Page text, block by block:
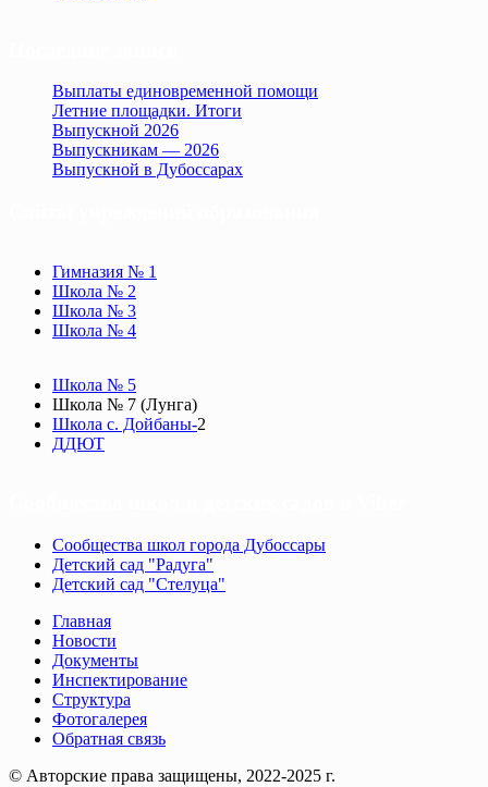
Выплаты единовременной помощи
Летние площадки. Итоги
Выпускной 2026
Выпускникам — 2026
Выпускной в Дубоссарах
Гимназия № 1
Школа № 2
Школа № 3
Школа № 4
Школа № 5
Школа № 7 (Лунга)
Школа с. Дойбаны-2
ДДЮТ
Сообщества школ города Дубоссары
Детский сад "Радуга"
Детский сад "Стелуца"
Главная
Новости
Документы
Инспектирование
Структура
Фотогалерея
Обратная связь
© Авторские права защищены, 2022-2025 г.